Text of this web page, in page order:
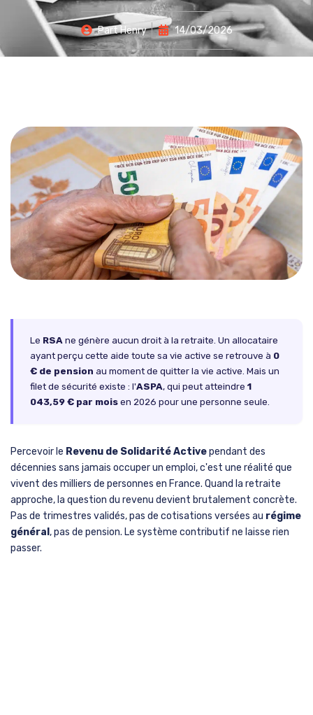
PartHenry 14/03/2026
Le RSA ne génère aucun droit à la retraite. Un allocataire
ayant perçu cette aide toute sa vie active se retrouve à 0
€ de pension au moment de quitter la vie active. Mais un
filet de sécurité existe : l'ASPA, qui peut atteindre 1
043,59 € par mois en 2026 pour une personne seule.
Percevoir le Revenu de Solidarité Activependant des
décennies sans jamais occuper un emploi, c'est une réalité que
vivent des milliers de personnes en France. Quand la retraite
approche, la question du revenu devient brutalement concrète.
Pas de trimestres validés, pas de cotisations versées au régime
général , pas de pension. Le système contributif ne laisse rien
passer.